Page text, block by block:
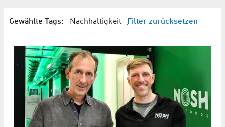
Gewählte Tags: Nachhaltigkeit Filter zurücksetzen